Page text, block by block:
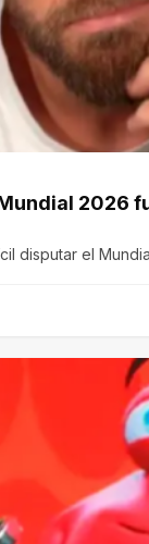
2026
disputar el